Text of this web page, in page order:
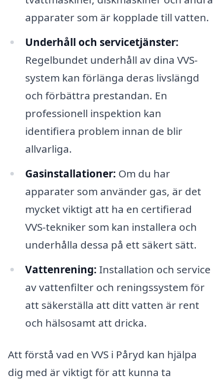
apparater som är kopplade till vatten.
Underhåll och servicetjänster:
Regelbundet underhåll av dina VVS-
system kan förlänga deras livslängd
och förbättra prestandan. En
professionell inspektion kan
identifiera problem innan de blir
allvarliga.
Gasinstallationer: Om du har
apparater som använder gas, är det
mycket viktigt att ha en certifierad
VVS-tekniker som kan installera och
underhålla dessa på ett säkert sätt.
Vattenrening: Installation och service
av vattenfilter och reningssystem för
att säkerställa att ditt vatten är rent
och hälsosamt att dricka.
Att förstå vad en VVS i Påryd kan hjälpa
dig med är viktigt för att kunna ta